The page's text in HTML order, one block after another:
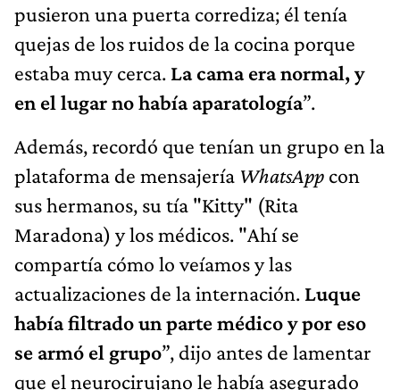
pusieron una puerta corrediza; él tenía
quejas de los ruidos de la cocina porque
estaba muy cerca. La cama era normal, y
en el lugar no había aparatología”.
Además, recordó que tenían un grupo en la
plataforma de mensajería WhatsApp con
sus hermanos, su tía "Kitty" (Rita
Maradona) y los médicos. "Ahí se
compartía cómo lo veíamos y las
actualizaciones de la internación. Luque
había filtrado un parte médico y por eso
se armó el grupo”, dijo antes de lamentar
que el neurocirujano le había asegurado